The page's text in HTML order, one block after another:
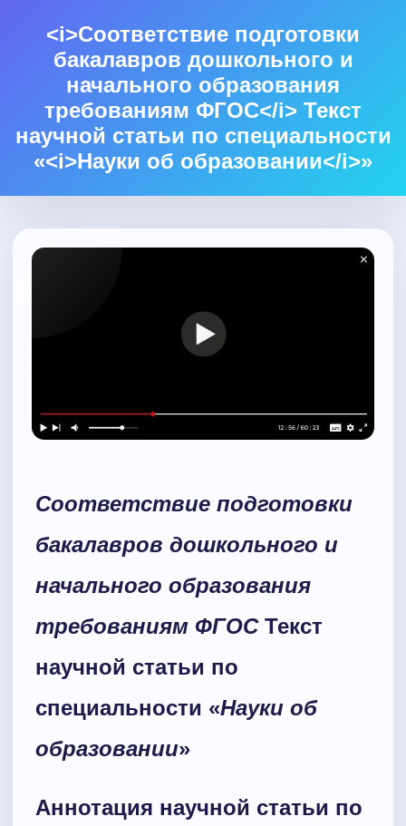
<i>Соответствие подготовки
бакалавров дошкольного и
начального образования
требованиям ФГОС</i> Текст
научной статьи по специальности
«<i>Науки об образовании</i>»
Соответствие подготовки
бакалавров дошкольного и
начального образования
требованиям ФГОСТекст
научной статьи по
специальности «Науки об
образовании»
Аннотация научной статьи по